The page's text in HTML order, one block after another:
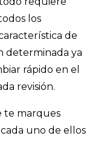
los
de
determinada ya
rápido en el
revisión.
te marques
uno de ellos